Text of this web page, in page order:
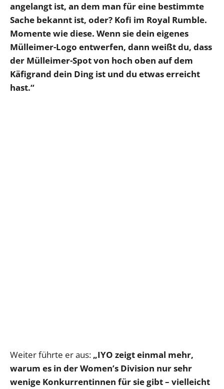
angelangt ist, an dem man für eine bestimmte
Sache bekannt ist, oder? Kofi im Royal Rumble.
Momente wie diese. Wenn sie dein eigenes
Mülleimer-Logo entwerfen, dann weißt du, dass
der Mülleimer-Spot von hoch oben auf dem
Käfigrand dein Ding ist und du etwas erreicht
hast.“
Weiter führte er aus: „IYO zeigt einmal mehr,
warum es in der Women’s Division nur sehr
wenige Konkurrentinnen für sie gibt – vielleicht